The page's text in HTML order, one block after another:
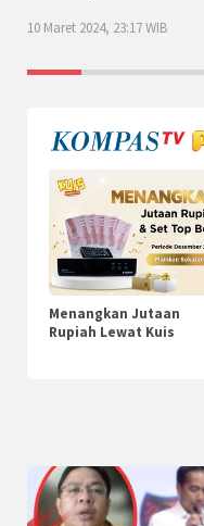
10 Maret 2024, 23:17 WIB
Menangkan Jutaan
Rupiah Lewat Kuis